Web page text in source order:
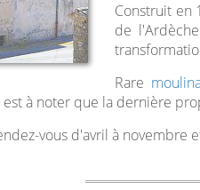
Construit en
de
Rare
à noter que la dernière
vous d'avril à novembre